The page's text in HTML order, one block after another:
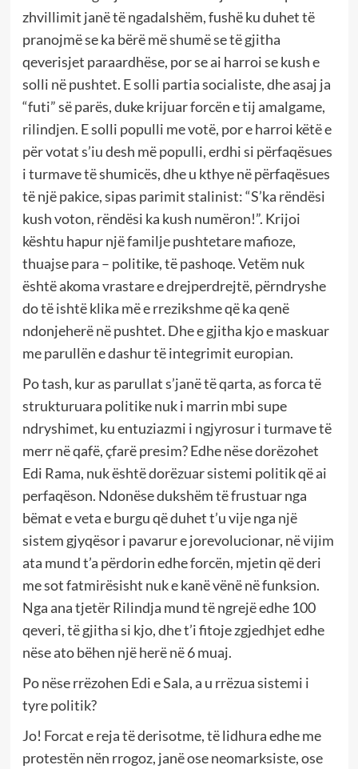
zhvillimit janë të ngadalshëm, fushë ku duhet të
pranojmë se ka bërë më shumë se të gjitha
qeverisjet paraardhëse, por se ai harroi se kush e
solli në pushtet. E solli partia socialiste, dhe asaj ja
“futi” së parës, duke krijuar forcën e tij amalgame,
rilindjen. E solli populli me votë, por e harroi këtë e
për votat s’iu desh më populli, erdhi si përfaqësues
i turmave të shumicës, dhe u kthye në përfaqësues
të një pakice, sipas parimit stalinist: “S’ka rëndësi
kush voton, rëndësi ka kush numëron!”. Krijoi
kështu hapur një familje pushtetare mafioze,
thuajse para – politike, të pashoqe. Vetëm nuk
është akoma vrastare e drejperdrejtë, përndryshe
do të ishtë klika më e rrezikshme që ka qenë
ndonjeherë në pushtet. Dhe e gjitha kjo e maskuar
me parullën e dashur të integrimit europian.
Po tash, kur as parullat s’janë të qarta, as forca të
strukturuara politike nuk i marrin mbi supe
ndryshimet, ku entuziazmi i ngjyrosur i turmave të
merr në qafë, çfarë presim? Edhe nëse dorëzohet
Edi Rama, nuk është dorëzuar sistemi politik që ai
perfaqëson. Ndonëse dukshëm të frustuar nga
bëmat e veta e burgu që duhet t’u vije nga një
sistem gjyqësor i pavarur e jorevolucionar, në vijim
ata mund t’a përdorin edhe forcën, mjetin që deri
me sot fatmirësisht nuk e kanë vënë në funksion.
Nga ana tjetër Rilindja mund të ngrejë edhe 100
qeveri, të gjitha si kjo, dhe t’i fitoje zgjedhjet edhe
nëse ato bëhen një herë në 6 muaj.
Po nëse rrëzohen Edi e Sala, a u rrëzua sistemi i
tyre politik?
Jo! Forcat e reja të derisotme, të lidhura edhe me
protestën nën rrogoz, janë ose neomarksiste, ose